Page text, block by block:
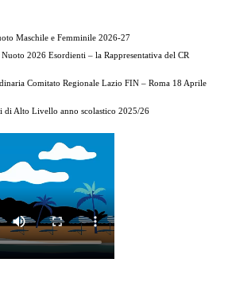
Maschile e Femminile 2026-27
2026 Esordienti – la Rappresentativa del CR
Comitato Regionale Lazio FIN – Roma 18 Aprile
di Alto Livello anno scolastico 2025/26